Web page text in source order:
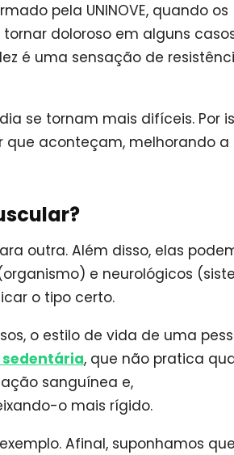
pela UNINOVE, quando os
doloroso em alguns
é uma sensação de
se tornam mais difíceis. Por
que aconteçam, melhorando a
outra. Além disso, elas
e neurológicos
o tipo certo.
o estilo de vida de uma
sedentária, que não pratica
sanguínea e,
o mais rígido.
Afinal, suponhamos